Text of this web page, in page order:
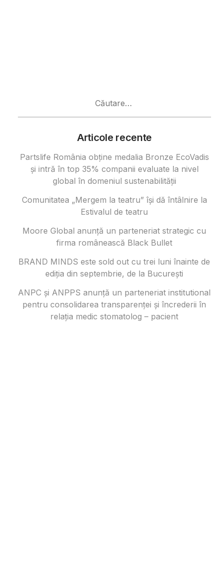
Articole recente
Partslife România obține medalia Bronze EcoVadis
și intră în top 35% companii evaluate la nivel
global în domeniul sustenabilității
Comunitatea „Mergem la teatru” își dă întâlnire la
Estivalul de teatru
Moore Global anunță un parteneriat strategic cu
firma românească Black Bullet
BRAND MINDS este sold out cu trei luni înainte de
ediția din septembrie, de la București
ANPC și ANPPS anunță un parteneriat institutional
pentru consolidarea transparenței și încrederii în
relația medic stomatolog – pacient